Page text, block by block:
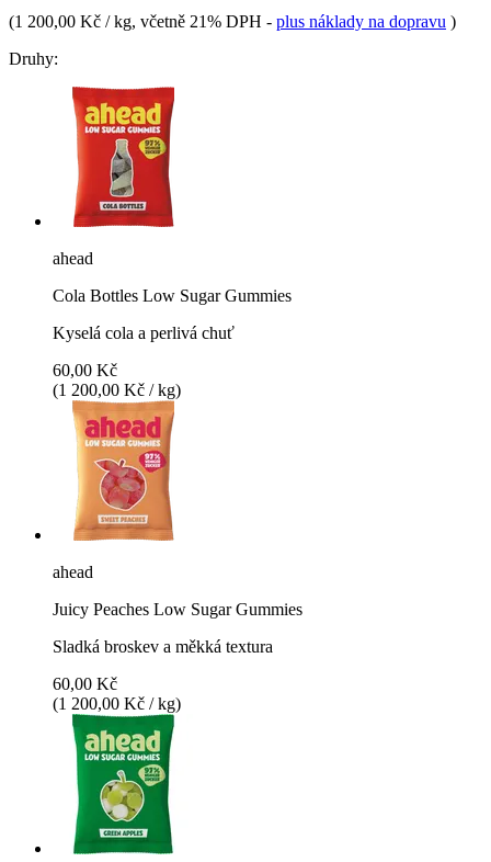
(1 200,00 Kč / kg, včetně 21% DPH - plus náklady na dopravu )
Druhy:
ahead
Cola Bottles Low Sugar Gummies
Kyselá cola a perlivá chuť
60,00 Kč
(1 200,00 Kč / kg)
ahead
Juicy Peaches Low Sugar Gummies
Sladká broskev a měkká textura
60,00 Kč
(1 200,00 Kč / kg)